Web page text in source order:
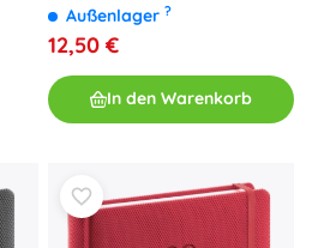
Außenlager ?
12,50 €
In den Warenkorb